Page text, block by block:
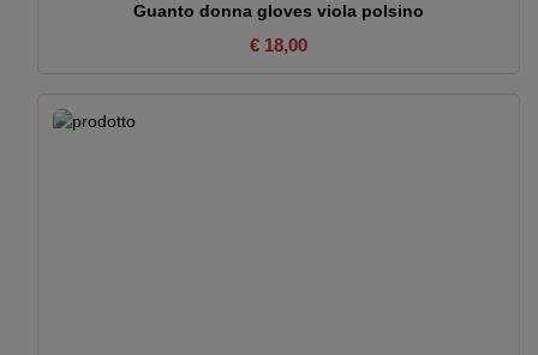
Guanto donna gloves viola polsino
€ 18,00